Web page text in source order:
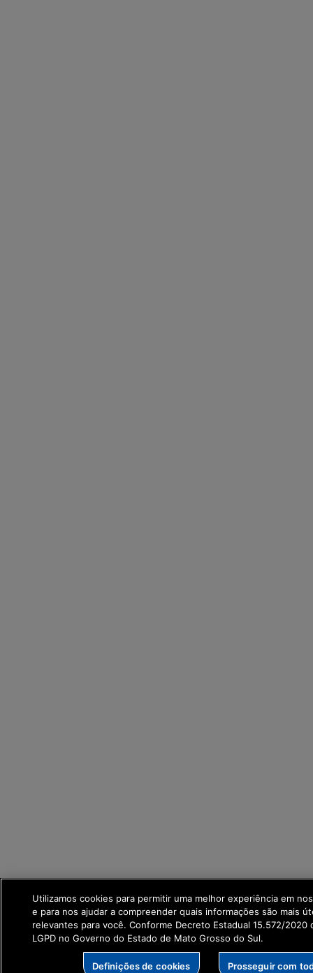
Utilizamos cookies para permitir uma melhor experiência em
e para nos ajudar a compreender quais informações são mais
relevantes para você. Conforme Decreto Estadual 15.572/2020
LGPD no Governo do Estado de Mato Grosso do Sul.
Definições de cookies Prosseguir com